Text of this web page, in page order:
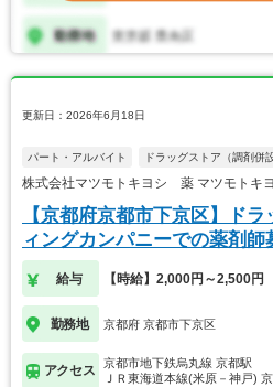
更新日：2026年6月18日
パート・アルバイト ドラッグストア（調剤併設
株式会社マツモトキヨシ 薬 マツモトキ
【京都府京都市下京区】ド
ィングカンパニーでの薬剤師
給与 【時給】2,000円～2,500円
勤務地 京都府 京都市下京区
アクセス
京都市地下鉄烏丸線 京都駅
ＪＲ東海道本線(米原－神戸)